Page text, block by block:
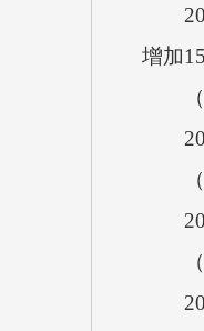
增加
（
（
（